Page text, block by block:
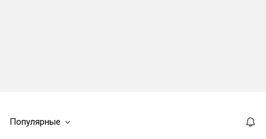
Популярные